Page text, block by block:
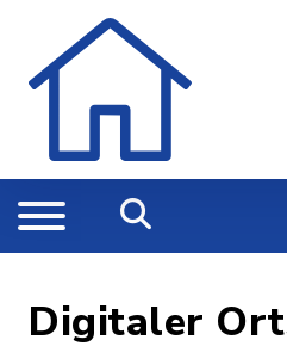
Digitaler